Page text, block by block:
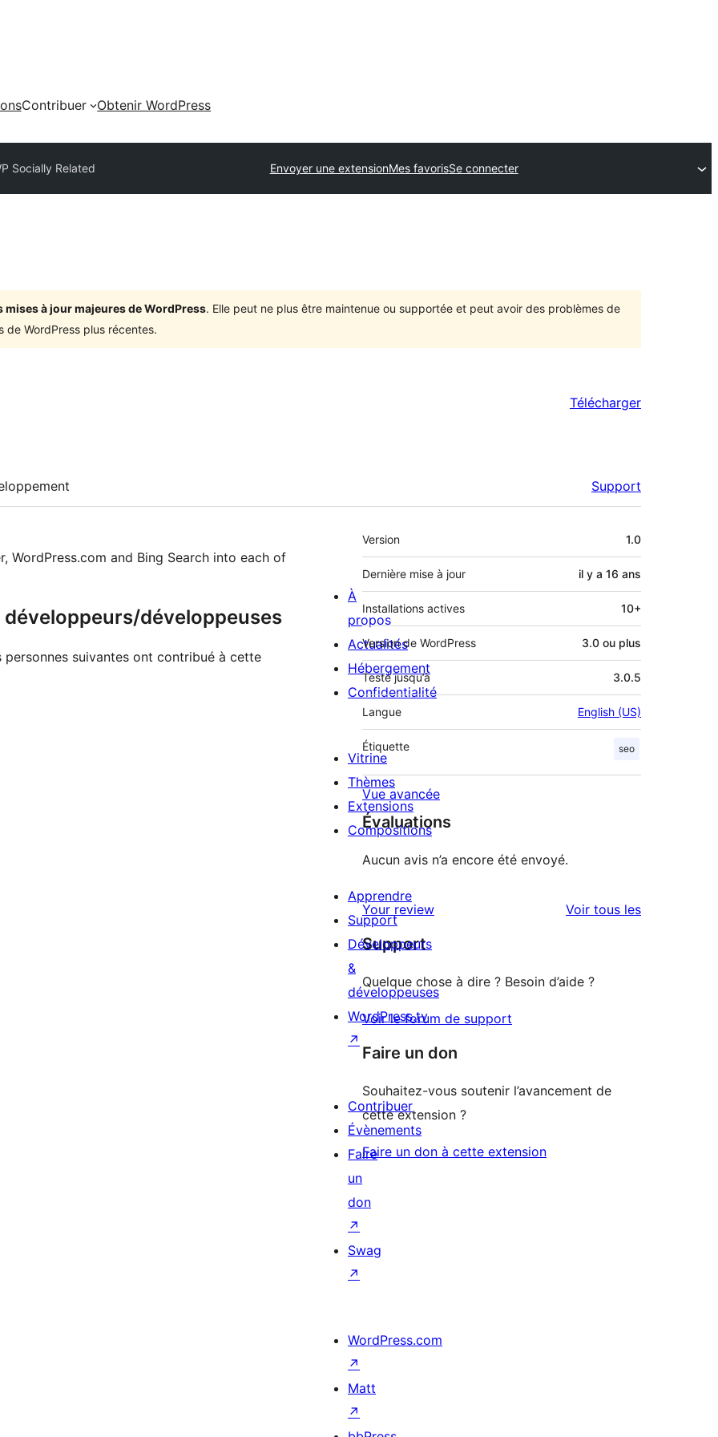
Contribuer
Obtenir WordPress
Socially Related Envoyer une extensionMes favorisSe connecter
mises à jour majeures de WordPress. Elle peut ne plus être maintenue ou supportée et peut avoir des problèmes de
de WordPress plus récentes.
Télécharger
Support
and Bing Search into each of
développeuses
suivantes ont contribué à cette
Méta
Version 1.0
Dernière mise à jour il y a 16 ans
Installations actives 10+
Version de WordPress 3.0 ou plus
Testé jusqu’à 3.0.5
Langue English (US)
Étiquette seo
Vue avancée
Évaluations
Aucun avis n’a encore été envoyé.
Your review Voir tous lesavis
Support
Quelque chose à dire ? Besoin d’aide ?
Voir le forum de support
Faire un don
Souhaitez-vous soutenir l’avancement de
cette extension ?
Faire un don à cette extension
À
propos
Actualités
Hébergement
Confidentialité
Vitrine
Thèmes
Extensions
Compositions
Apprendre
Support
Développeurs
&
développeuses
WordPress.tv
↗
Contribuer
Évènements
Faire
un
don
↗
Swag
↗
WordPress.com
↗
Matt
↗